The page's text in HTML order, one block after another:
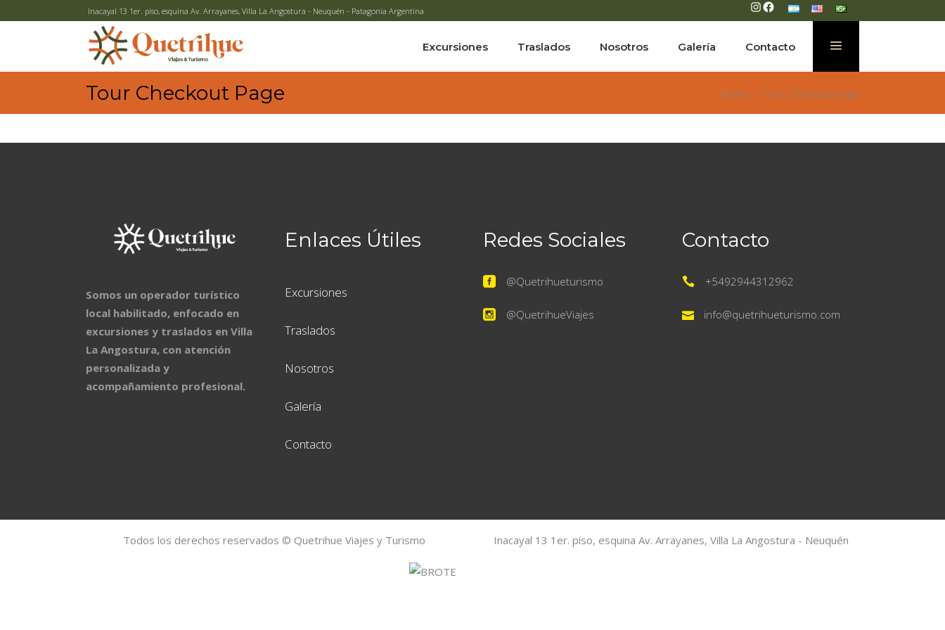
Inacayal 13 1er. piso, esquina Av. Arrayanes, Villa La Angostura - Neuquén - Patagonia Argentina Instagram
Facebook
Excursiones Traslados Nosotros Galería Contacto
Tour Checkout Page Home /Tour Checkout Page
Somos un operador turístico
local habilitado, enfocado en
excursiones y traslados en Villa
La Angostura, con atención
personalizada y
acompañamiento profesional.
Enlaces Útiles
Excursiones
Traslados
Nosotros
Galería
Contacto
Redes Sociales
@Quetrihueturismo
@QuetrihueViajes
Contacto
+5492944312962
info@quetrihueturismo.com
Todos los derechos reservados © Quetrihue Viajes y Turismo Inacayal 13 1er. piso, esquina Av. Arrayanes, Villa La Angostura - Neuquén